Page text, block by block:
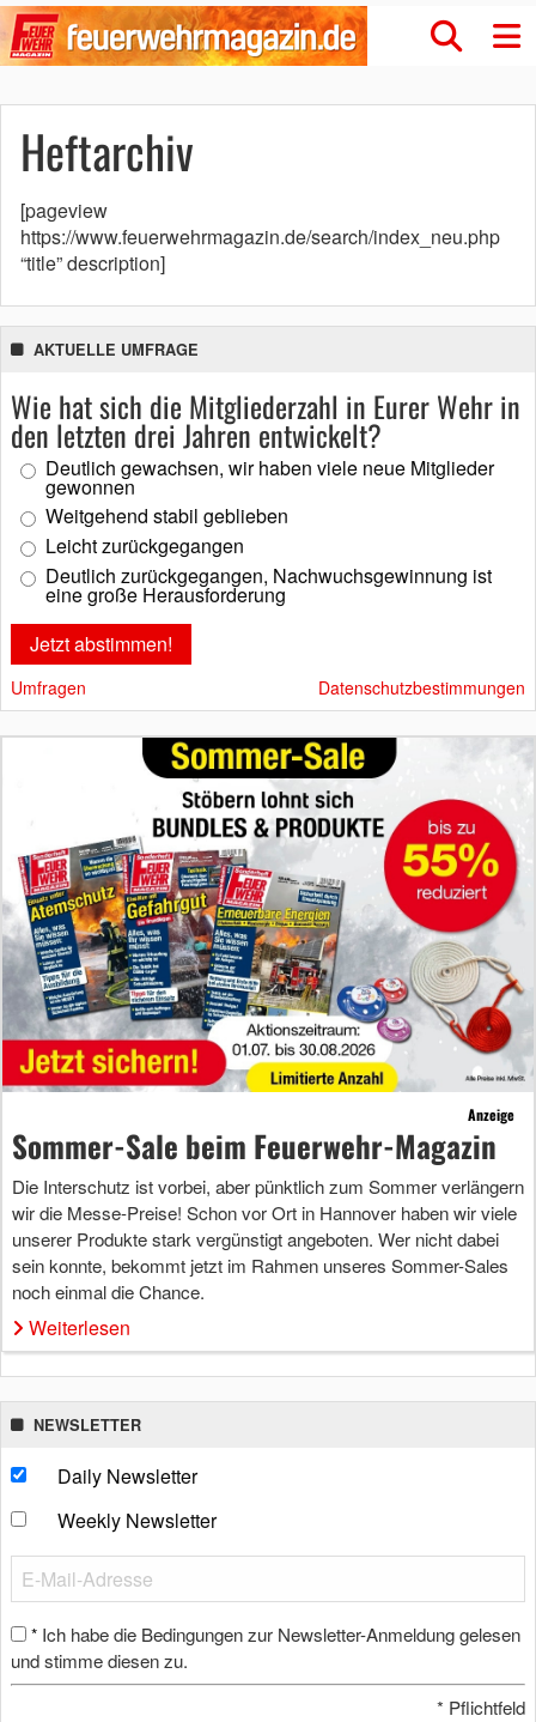
Heftarchiv
[pageview
https://www.feuerwehrmagazin.de/search/index_neu.php
“title” description]
AKTUELLE UMFRAGE
Wie hat sich die Mitgliederzahl in Eurer Wehr in
den letzten drei Jahren entwickelt?
Deutlich gewachsen, wir haben viele neue Mitglieder
gewonnen
Weitgehend stabil geblieben
Leicht zurückgegangen
Deutlich zurückgegangen, Nachwuchsgewinnung ist
eine große Herausforderung
Umfragen Datenschutzbestimmungen
Anzeige
Sommer-Sale beim Feuerwehr-Magazin
Die Interschutz ist vorbei, aber pünktlich zum Sommer verlängern
wir die Messe-Preise! Schon vor Ort in Hannover haben wir viele
unserer Produkte stark vergünstigt angeboten. Wer nicht dabei
sein konnte, bekommt jetzt im Rahmen unseres Sommer-Sales
noch einmal die Chance.
Weiterlesen
NEWSLETTER
Daily Newsletter
Weekly Newsletter
* Ich habe die Bedingungen zur Newsletter-Anmeldung gelesen
und stimme diesen zu.
* Pflichtfeld